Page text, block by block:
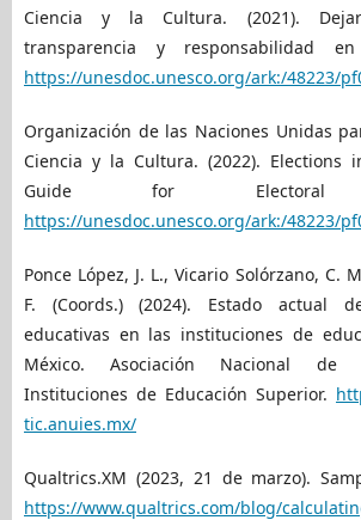
Ciencia y la Cultura. (2021).
transparencia y responsabilidad
https://unesdoc.unesco.org/ark:/48223/
Organización de las Naciones Unidas
Ciencia y la Cultura. (2022). Elections
Guide for Electoral
https://unesdoc.unesco.org/ark:/48223/
Ponce López, J. L., Vicario Solórzano, C.
F. (Coords.) (2024). Estado actual
educativas en las instituciones de
México. Asociación Nacional de
Instituciones de Educación Superior.
tic.anuies.mx/
Qualtrics.XM (2023, 21 de marzo).
https://www.qualtrics.com/blog/